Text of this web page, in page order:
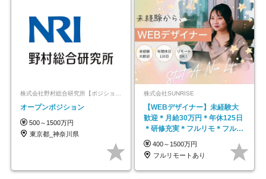
オープンポジション
500～1500万円
東京都_神奈川県
株式会社SUNRISE
【WEBデザイナー】未経験大
歓迎＊月給30万円＊年休125日
＊研修充実＊フルリモ＊フルフ
レックス＊
400～1500万円
フルリモートあり